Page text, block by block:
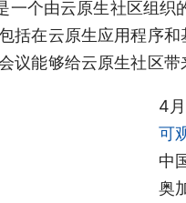
一个由云原生社区组
括在云原生应用程序
议能够给云原生社区
4
可
中
奥